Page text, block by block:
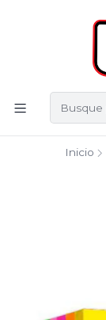
Inicio